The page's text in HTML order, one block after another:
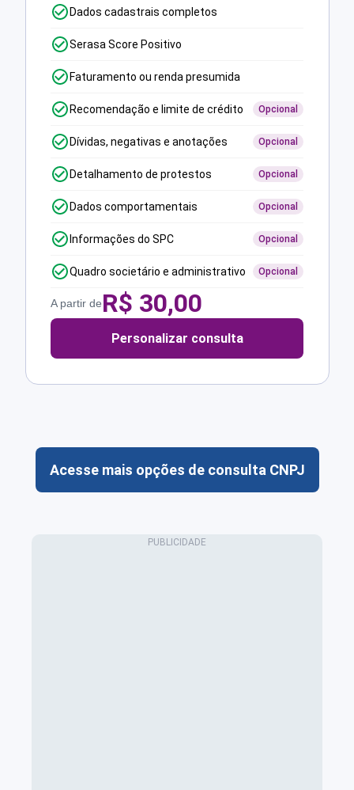
Dados cadastrais completos
Serasa Score Positivo
Faturamento ou renda presumida
Recomendação e limite de crédito Opcional
Dívidas, negativas e anotações Opcional
Detalhamento de protestos Opcional
Dados comportamentais Opcional
Informações do SPC Opcional
Quadro societário e administrativo Opcional
A partir deR$ 30,00
Personalizar consulta
Acesse mais opções de consulta CNPJ